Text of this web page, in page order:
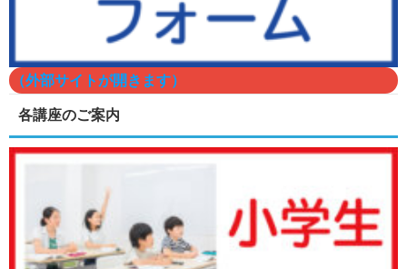
（外部サイトが開きます）
各講座のご案内